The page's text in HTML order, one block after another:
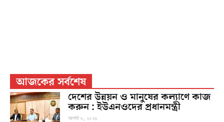
আজকের সর্বশেষ
দেশের উন্নয়ন ও মানুষের কল্যাণে কাজ
করুন : ইউএনওদের প্রধানমন্ত্রী
আগস্ট ৮, ২০২৬